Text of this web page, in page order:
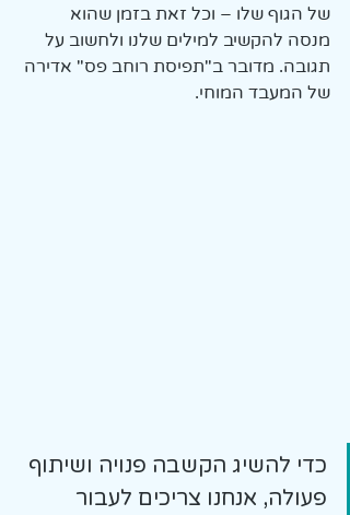
של הגוף שלו – וכל זאת בזמן שהוא
מנסה להקשיב למילים שלנו ולחשוב על
תגובה. מדובר ב"תפיסת רוחב פס" אדירה
של המעבד המוחי.
כדי להשיג הקשבה פנויה ושיתוף
פעולה, אנחנו צריכים לעבור